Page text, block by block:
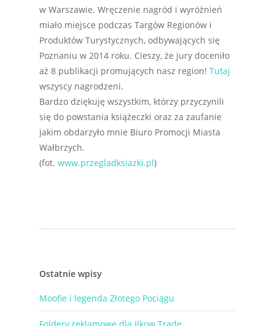
w Warszawie. Wręczenie nagród i wyróżnień
miało miejsce podczas Targów Regionów i
Produktów Turystycznych, odbywających się
Poznaniu w 2014 roku. Cieszy, że jury doceniło
aż 8 publikacji promujących nasz region!Tutaj
wszyscy nagrodzeni.
Bardzo dziękuję wszystkim, którzy przyczynili
się do powstania książeczki oraz za zaufanie
jakim obdarzyło mnie Biuro Promocji Miasta
Wałbrzych.
(fot.www.przegladksiazki.pl)
Ostatnie wpisy
Moofie i legenda Złotego Pociągu
Foldery reklamowe dla Ilkow Trade